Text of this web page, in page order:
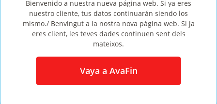
obtener hasta 300 euros, pero si ya eres cliente podrás
conseguir hasta 1000 euros sin problemas y en menos
de 15 minutos.
Préstamos de 1000 euroscon Creditosí: ¡fáciles,
rápidos y seguros!
Bienvenido a nuestra nueva página web. Si ya eres
nuestro cliente, tus datos continuarán siendo los
mismo./ Benvingut a la nostra nova pàgina web. Si ja
eres client, les teves dades continuen sent dels
mateixos.
Vaya a AvaFin